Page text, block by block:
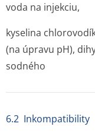
voda na injekciu,
kyselina
(na úpravu pH),
sodného
6.2 Inkompatibility